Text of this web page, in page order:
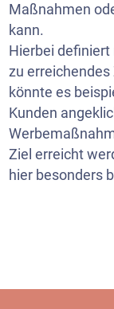
Maßnahmen
kann.
Hierbei
zu
könnte es
Kunden
Ziel erreicht
hier besonders